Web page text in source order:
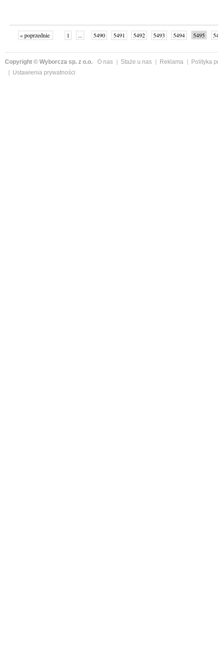
« poprzednie 1 ... 5490 5491 5492 5493 5494 5495
Copyright © Wyborcza sp. z o.o. O nas Staże u nas Reklama
Polityka
Ustawienia prywatności